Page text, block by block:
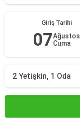
Giriş Tarihi
07Ağustos
Cuma
2 Yetişkin, 1 Oda